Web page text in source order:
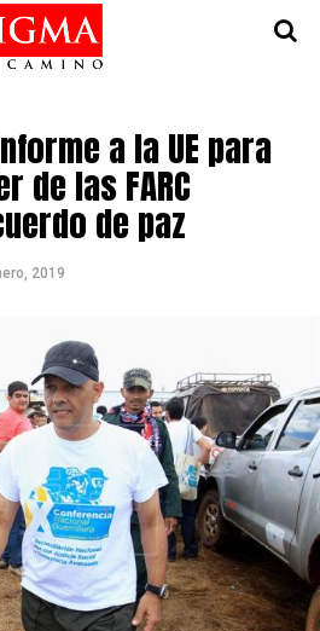
a la UE para
de las FARC
de paz
2019